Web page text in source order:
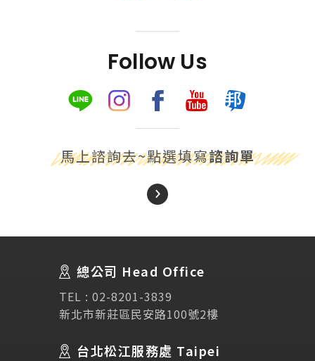
講座活動
Testimonial
Follow Us
馬上諮詢去~點選填寫諮詢單
總公司 Head Office
TEL : 02-8201-3839
新北市新莊區民安路100號2樓
台北松江服務處 Taipei